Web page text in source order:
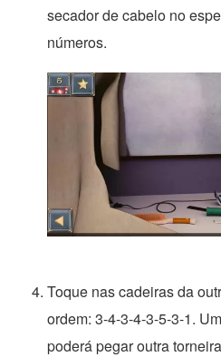
secador de cabelo no
números.
Toque nas cadeiras da
ordem: 3-4-3-4-3-5-3-1.
poderá pegar outra